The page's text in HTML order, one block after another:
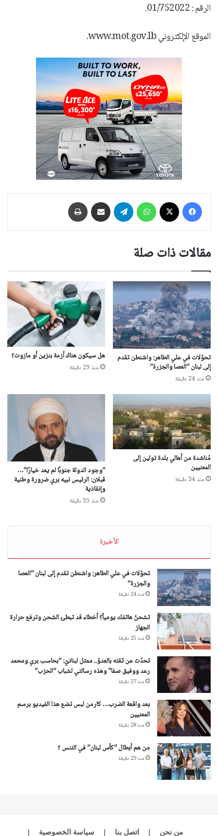
الرقم : 01/752022.
الموقع الإلكتروني www.mot.gov.lb.
فيسبوك واتساب تيلقرام مشاركة عبر البريد
مقالات ذات صلة
تحوّلات في علي الطاهر: واشنطن تقدم
إلى لبنان “العصا والجزرة”
منذ 24 دقيقة
هل سيكون هناك أزمة بنزين أو مازوت؟
منذ 29 دقيقة
مُناشدة من أهالي بلدة تولين إلى
المعنيين
منذ 34 دقيقة
“وجود الدولة جنوبًا لم يعد خيارًا”…
قبلان: الرئيس نبيه بري ضرورة وطنية
وإنقاذية
منذ 35 دقيقة
الأخيرة
تحوّلات في علي الطاهر: واشنطن تقدم إلى لبنان “العصا
والجزرة”
منذ 24 دقيقة
تشحنُ هاتفك يومياً؟ أخطاء قد تبطئ الشحن وترفع حرارة
الجهاز
منذ 25 دقيقة
تحدّث عن ثقته بالعدوّ.. ممثل لبنانيّ: “بحاسب بري ومحمد
رعد ووفيق صفا” وهذه رسالتي لشباب “الحزب”
منذ 27 دقيقة
بعد واقعة الضرب… كارمن لبس تضع هذا الفيديو برسم
المعنيين
منذ 28 دقيقة
من هم أبطال “كأس لبنان” في التنس ؟
منذ 29 دقيقة
من نحن | اتصل بنا | سياسة الخصوصية |